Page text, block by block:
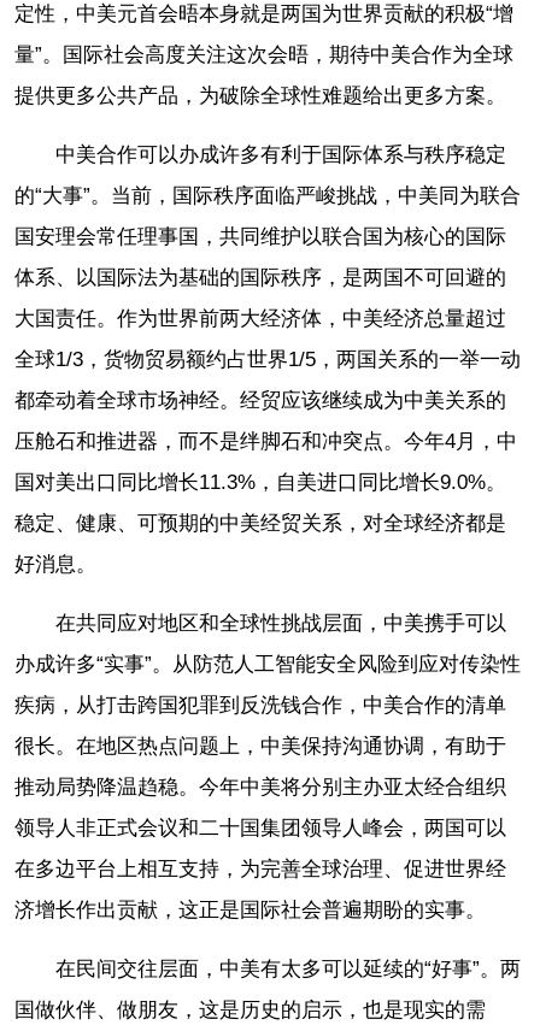
定性，中美元首会晤本身就是两国为世界贡献的积极“增
量”。国际社会高度关注这次会晤，期待中美合作为全球
提供更多公共产品，为破除全球性难题给出更多方案。
中美合作可以办成许多有利于国际体系与秩序稳定
的“大事”。当前，国际秩序面临严峻挑战，中美同为联合
国安理会常任理事国，共同维护以联合国为核心的国际
体系、以国际法为基础的国际秩序，是两国不可回避的
大国责任。作为世界前两大经济体，中美经济总量超过
全球1/3，货物贸易额约占世界1/5，两国关系的一举一动
都牵动着全球市场神经。经贸应该继续成为中美关系的
压舱石和推进器，而不是绊脚石和冲突点。今年4月，中
国对美出口同比增长11.3%，自美进口同比增长9.0%。
稳定、健康、可预期的中美经贸关系，对全球经济都是
好消息。
在共同应对地区和全球性挑战层面，中美携手可以
办成许多“实事”。从防范人工智能安全风险到应对传染性
疾病，从打击跨国犯罪到反洗钱合作，中美合作的清单
很长。在地区热点问题上，中美保持沟通协调，有助于
推动局势降温趋稳。今年中美将分别主办亚太经合组织
领导人非正式会议和二十国集团领导人峰会，两国可以
在多边平台上相互支持，为完善全球治理、促进世界经
济增长作出贡献，这正是国际社会普遍期盼的实事。
在民间交往层面，中美有太多可以延续的“好事”。两
国做伙伴、做朋友，这是历史的启示，也是现实的需